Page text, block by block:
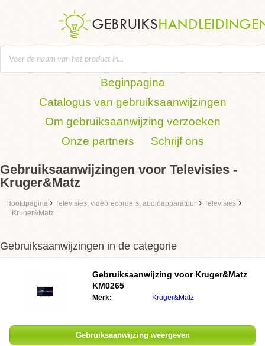
Beginpagina
Catalogus van gebruiksaanwijzingen
Om gebruiksaanwijzing verzoeken
Onze partners
Schrijf ons
Gebruiksaanwijzingen voor Televisies -
Kruger&Matz
Hoofdpagina › Televisies, videorecorders, audioapparatuur › Televisies ›
Kruger&Matz
Gebruiksaanwijzingen in de categorie
Gebruiksaanwijzing voor Kruger&Matz
KM0265
Merk: Kruger&Matz
Gebruiksaanwijzing weergeven